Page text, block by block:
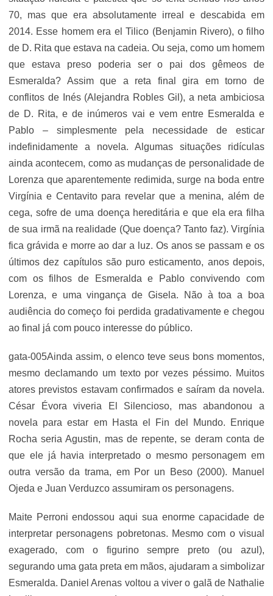
70, mas que era absolutamente irreal e descabida em
2014. Esse homem era el Tilico (Benjamin Rivero), o filho
de D. Rita que estava na cadeia. Ou seja, como um homem
que estava preso poderia ser o pai dos gêmeos de
Esmeralda? Assim que a reta final gira em torno de
conflitos de Inés (Alejandra Robles Gil), a neta ambiciosa
de D. Rita, e de inúmeros vai e vem entre Esmeralda e
Pablo – simplesmente pela necessidade de esticar
indefinidamente a novela. Algumas situações ridículas
ainda acontecem, como as mudanças de personalidade de
Lorenza que aparentemente redimida, surge na boda entre
Virgínia e Centavito para revelar que a menina, além de
cega, sofre de uma doença hereditária e que ela era filha
de sua irmã na realidade (Que doença? Tanto faz). Virgínia
fica grávida e morre ao dar a luz. Os anos se passam e os
últimos dez capítulos são puro esticamento, anos depois,
com os filhos de Esmeralda e Pablo convivendo com
Lorenza, e uma vingança de Gisela. Não à toa a boa
audiência do começo foi perdida gradativamente e chegou
ao final já com pouco interesse do público.
gata-005Ainda assim, o elenco teve seus bons momentos,
mesmo declamando um texto por vezes péssimo. Muitos
atores previstos estavam confirmados e saíram da novela.
César Évora viveria El Silencioso, mas abandonou a
novela para estar em Hasta el Fin del Mundo. Enrique
Rocha seria Agustin, mas de repente, se deram conta de
que ele já havia interpretado o mesmo personagem em
outra versão da trama, em Por un Beso (2000). Manuel
Ojeda e Juan Verduzco assumiram os personagens.
Maite Perroni endossou aqui sua enorme capacidade de
interpretar personagens pobretonas. Mesmo com o visual
exagerado, com o figurino sempre preto (ou azul),
segurando uma gata preta em mãos, ajudaram a simbolizar
Esmeralda. Daniel Arenas voltou a viver o galã de Nathalie